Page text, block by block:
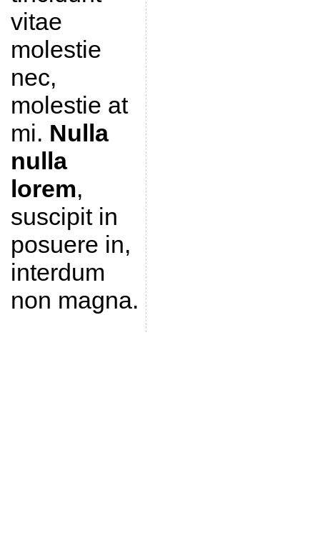
vitae
molestie
nec,
molestie at
mi. Nulla
nulla
lorem,
suscipit in
posuere in,
interdum
non magna.